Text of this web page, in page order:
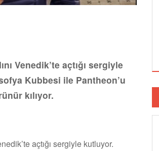
Venedik’te açtığı sergiyle
Kubbesi ile Pantheon’u
kılıyor.
açtığı sergiyle kutluyor.